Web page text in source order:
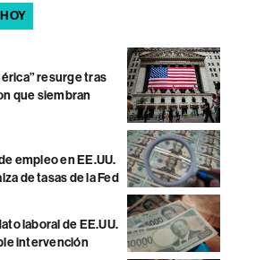
resurge tras
que siembran
empleo en EE.UU.
de tasas de la Fed
laboral de EE.UU.
intervención